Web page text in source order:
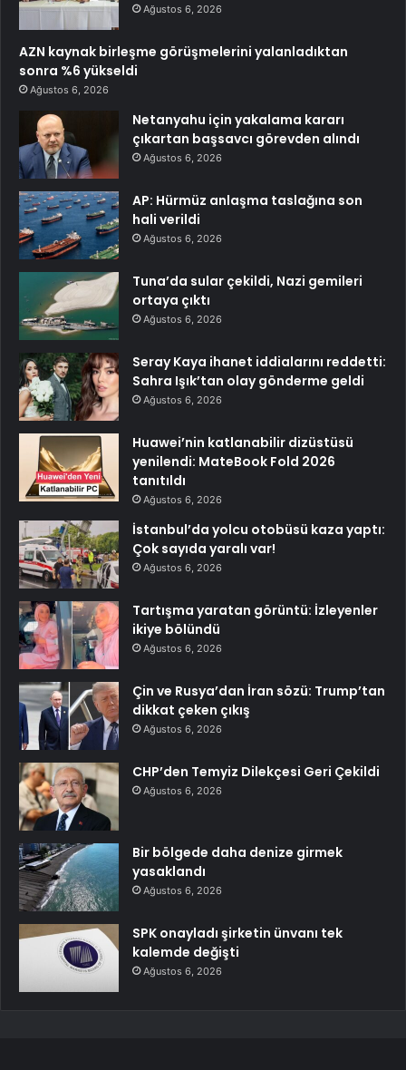
Ağustos 6, 2026
AZN kaynak birleşme görüşmelerini yalanladıktan
sonra %6 yükseldi
Ağustos 6, 2026
Netanyahu için yakalama kararı
çıkartan başsavcı görevden alındı
Ağustos 6, 2026
AP: Hürmüz anlaşma taslağına son
hali verildi
Ağustos 6, 2026
Tuna’da sular çekildi, Nazi gemileri
ortaya çıktı
Ağustos 6, 2026
Seray Kaya ihanet iddialarını reddetti:
Sahra Işık’tan olay gönderme geldi
Ağustos 6, 2026
Huawei’nin katlanabilir dizüstüsü
yenilendi: MateBook Fold 2026
tanıtıldı
Ağustos 6, 2026
İstanbul’da yolcu otobüsü kaza yaptı:
Çok sayıda yaralı var!
Ağustos 6, 2026
Tartışma yaratan görüntü: İzleyenler
ikiye bölündü
Ağustos 6, 2026
Çin ve Rusya’dan İran sözü: Trump’tan
dikkat çeken çıkış
Ağustos 6, 2026
CHP’den Temyiz Dilekçesi Geri Çekildi
Ağustos 6, 2026
Bir bölgede daha denize girmek
yasaklandı
Ağustos 6, 2026
SPK onayladı şirketin ünvanı tek
kalemde değişti
Ağustos 6, 2026